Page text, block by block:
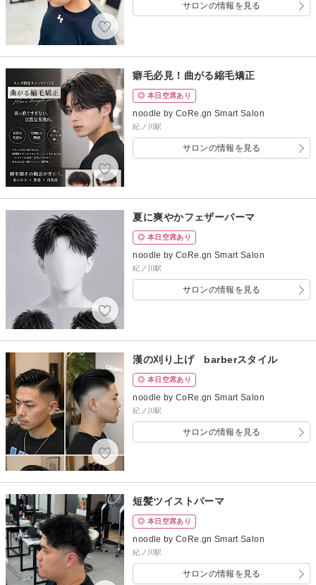
サロンの情報を見る
癖毛必見！曲がる縮毛矯正
◎ 本日空席あり
noodle by CoRe.gn Smart Salon
紀ノ川駅
サロンの情報を見る
夏に爽やかフェザーパーマ
◎ 本日空席あり
noodle by CoRe.gn Smart Salon
紀ノ川駅
サロンの情報を見る
漢の刈り上げ barberスタイル
◎ 本日空席あり
noodle by CoRe.gn Smart Salon
紀ノ川駅
サロンの情報を見る
短髪ツイストパーマ
◎ 本日空席あり
noodle by CoRe.gn Smart Salon
紀ノ川駅
サロンの情報を見る